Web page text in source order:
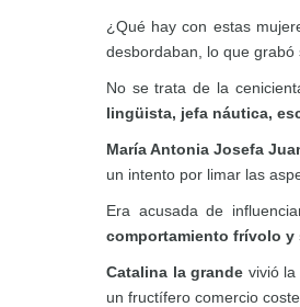
¿Qué hay con estas
desbordaban, lo que grabó
No se trata de la
lingüista, jefa náutica,
María Antonia Josefa
un intento por limar las
Era acusada de
comportamiento frívolo y
Catalina la grande vivió
un fructífero comercio